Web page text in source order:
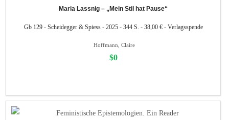
Maria Lassnig – „Mein Stil hat Pause“
Gb 129 - Scheidegger & Spiess - 2025 - 344 S. - 38,00 € - Verlagsspende
Hoffmann, Claire
$0